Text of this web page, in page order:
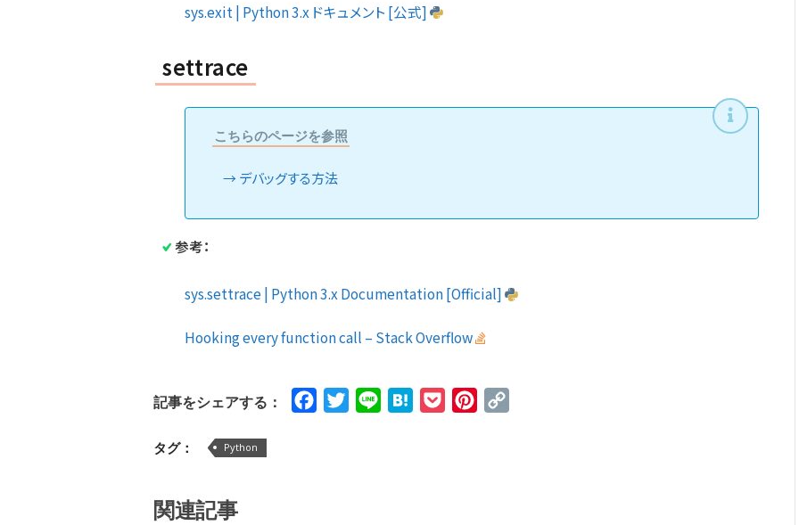
sys.exit | Python 3.x ドキュメント [公式]
settrace
こちらのページを参照
デバッグする方法
参考：
sys.settrace | Python 3.x Documentation [Official]
Hooking every function call – Stack Overflow
記事をシェアする： FacebookTwitterLine HatenaPocketPinterest
タグ： Python
関連記事